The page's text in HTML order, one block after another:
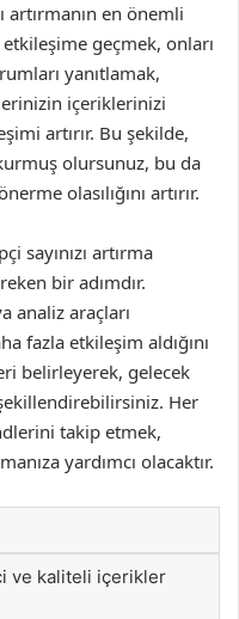
artırmanın en önemli
geçmek, onları
yanıtlamak,
içeriklerinizi
artırır. Bu şekilde,
olursunuz, bu da
olasılığını artırır.
sayınızı artırma
bir adımdır.
analiz araçları
fazla etkileşim aldığını
belirleyerek, gelecek
Her
takip etmek,
yardımcı olacaktır.
ve kaliteli içerikler